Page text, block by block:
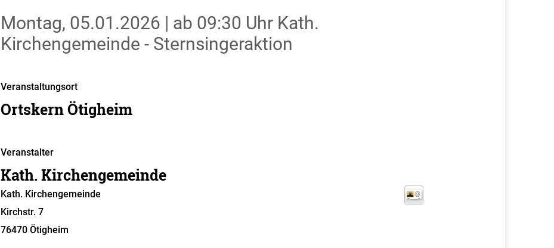
Montag, 05.01.2026 | ab 09:30 UhrKath.
Kirchengemeinde - Sternsingeraktion
Veranstaltungsort
Ortskern Ötigheim
Veranstalter
Kath. Kirchengemeinde
Kath. Kirchengemeinde
Kirchstr. 7
76470 Ötigheim